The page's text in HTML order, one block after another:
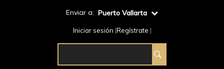
Enviar a: Puerto Vallarta
Iniciar sesión Regístrate